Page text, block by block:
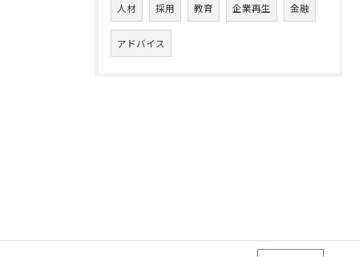
人材 採用 教育 企業再生 金融
アドバイス